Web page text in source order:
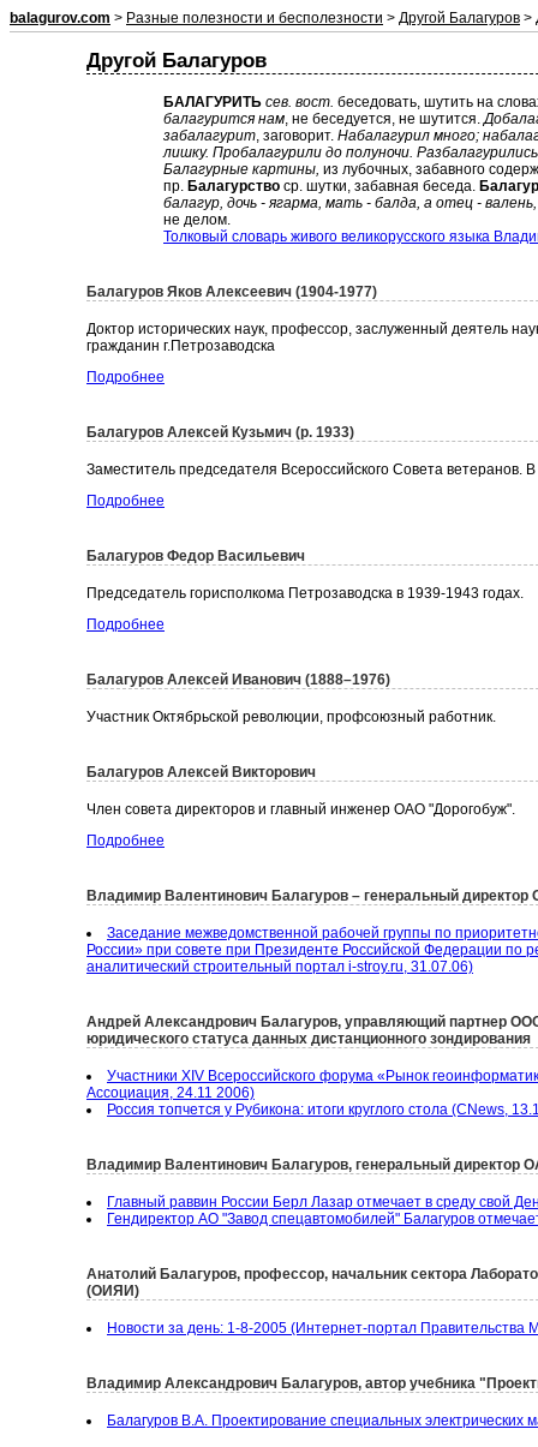
balagurov.com > Разные полезности и бесполезности > Другой Балагуров >
Другой Балагуров
БАЛАГУРИТЬ сев. вост. беседовать, шутить на
балагурится нам, не беседуется, не шутится.
забалагурит, заговорит. Набалагурил много;
лишку. Пробалагурили до полуночи.
Балагурные картины, из лубочных, забавного
пр. Балагурство ср. шутки, забавная беседа. Балагур
балагур, дочь - ягарма, мать - балда, а отец -
не делом.
Толковый словарь живого великорусского языка
Балагуров Яков Алексеевич (1904-1977)
Доктор исторических наук, профессор, заслуженный деятель
гражданин г.Петрозаводска
Подробнее
Балагуров Алексей Кузьмич (р. 1933)
Заместитель председателя Всероссийского Совета ветеранов.
Подробнее
Балагуров Федор Васильевич
Председатель горисполкома Петрозаводска в 1939-1943 годах.
Подробнее
Балагуров Алексей Иванович (1888–1976)
Участник Октябрьской революции, профсоюзный работник.
Балагуров Алексей Викторович
Член совета директоров и главный инженер ОАО "Дорогобуж".
Подробнее
Владимир Валентинович Балагуров – генеральный
Заседание межведомственной рабочей группы по
России» при совете при Президенте Российской Федерации
аналитический строительный портал i-stroy.ru, 31.07.06)
Андрей Александрович Балагуров, управляющий партнер
юридического статуса данных дистанционного зондирования
Участники XIV Всероссийского форума «Рынок
Ассоциация, 24.11 2006)
Россия топчется у Рубикона: итоги круглого стола (CNews,
Владимир Валентинович Балагуров, генеральный директор
Главный раввин России Берл Лазар отмечает в среду свой
Гендиректор АО "Завод спецавтомобилей" Балагуров
Анатолий Балагуров, профессор, начальник сектора
(ОИЯИ)
Новости за день: 1-8-2005 (Интернет-портал Правительства
Владимир Александрович Балагуров, автор учебника
Балагуров В.А. Проектирование специальных